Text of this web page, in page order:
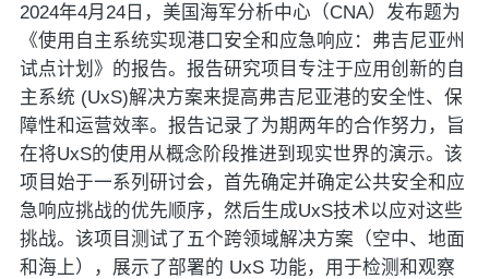
2024年4月24日，美国海军分析中心（CNA）发布题为
《使用自主系统实现港口安全和应急响应：弗吉尼亚州
试点计划》的报告。报告研究项目专注于应用创新的自
主系统 (UxS)解决方案来提高弗吉尼亚港的安全性、保
障性和运营效率。报告记录了为期两年的合作努力，旨
在将UxS的使用从概念阶段推进到现实世界的演示。该
项目始于一系列研讨会，首先确定并确定公共安全和应
急响应挑战的优先顺序，然后生成UxS技术以应对这些
挑战。该项目测试了五个跨领域解决方案（空中、地面
和海上），展示了部署的 UxS 功能，用于检测和观察